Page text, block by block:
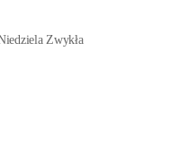
Zwykła